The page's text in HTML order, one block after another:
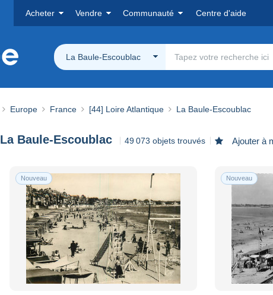
Acheter Vendre Communauté Centre d'aide
La Baule-Escoublac
Europe France [44] Loire Atlantique La Baule-Escoublac
La Baule-Escoublac 49 073 objets trouvés Ajouter à
Nouveau Nouveau